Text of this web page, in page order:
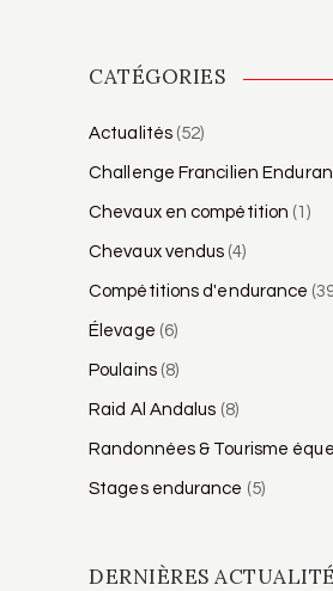
CATÉGORIES
Actualités (52)
Challenge Francilien
Chevaux en compétition (1)
Chevaux vendus (4)
Compétitions d'endurance
Élevage (6)
Poulains(8)
Raid Al Andalus (8)
Randonnées & Tourisme
Stages endurance (5)
DERNIÈRES